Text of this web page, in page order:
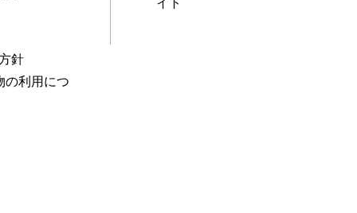
針
の利用につ